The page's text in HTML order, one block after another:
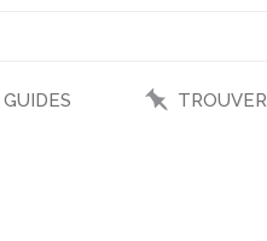
GUIDES TROUVER